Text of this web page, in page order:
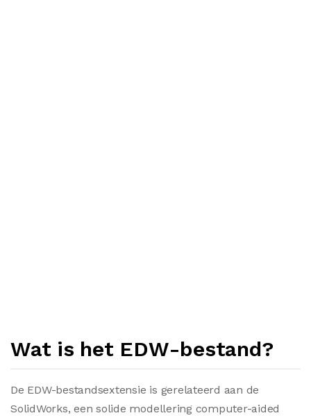
Wat is het EDW-bestand?
De EDW-bestandsextensie is gerelateerd aan de
SolidWorks, een solide modellering computer-aided